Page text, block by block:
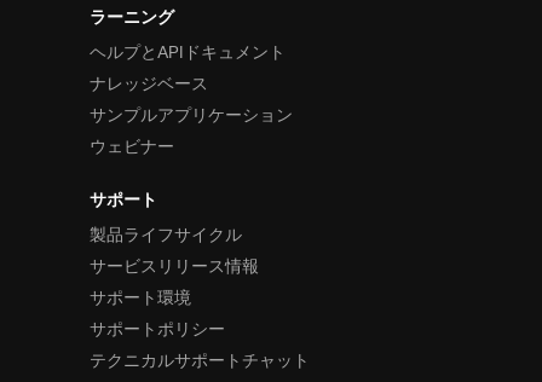
ラーニング
ヘルプとAPIドキュメント
ナレッジベース
サンプルアプリケーション
ウェビナー
サポート
製品ライフサイクル
サービスリリース情報
サポート環境
サポートポリシー
テクニカルサポートチャット